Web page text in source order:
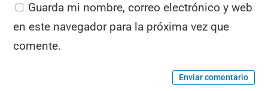
Guarda mi nombre, correo electrónico y web
en este navegador para la próxima vez que
comente.
Enviar comentario